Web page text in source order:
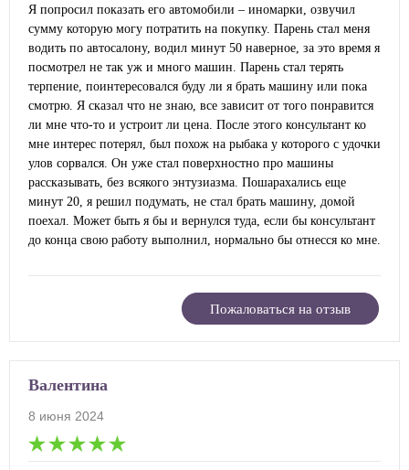
Я попросил показать его автомобили – иномарки, озвучил
сумму которую могу потратить на покупку. Парень стал меня
водить по автосалону, водил минут 50 наверное, за это время я
посмотрел не так уж и много машин. Парень стал терять
терпение, поинтересовался буду ли я брать машину или пока
смотрю. Я сказал что не знаю, все зависит от того понравится
ли мне что-то и устроит ли цена. После этого консультант ко
мне интерес потерял, был похож на рыбака у которого с удочки
улов сорвался. Он уже стал поверхностно про машины
рассказывать, без всякого энтузиазма. Пошарахались еще
минут 20, я решил подумать, не стал брать машину, домой
поехал. Может быть я бы и вернулся туда, если бы консультант
до конца свою работу выполнил, нормально бы отнесся ко мне.
Пожаловаться на отзыв
Валентина
8 июня 2024